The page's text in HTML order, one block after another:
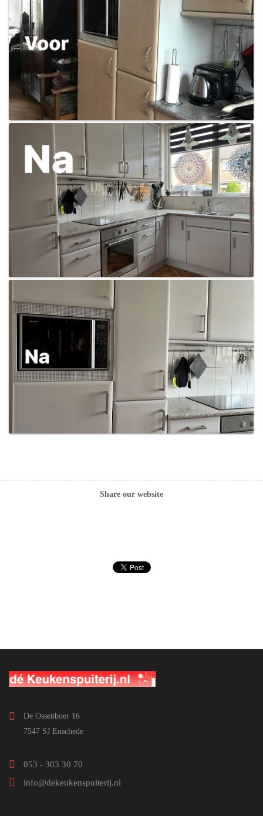
Share our website
De Ossenboer 16
7547 SJ Enschede
053 - 303 30 70
info@dekeukenspuiterij.nl